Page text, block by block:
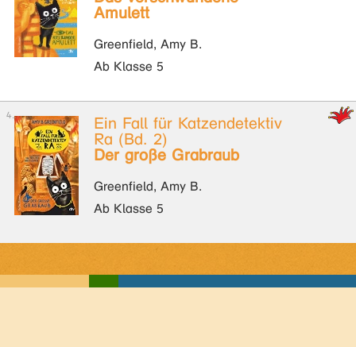
Amulett
Greenfield, Amy B.
Ab Klasse 5
Ein Fall für Katzendetektiv
Ra (Bd. 2)
Der große Grabraub
Greenfield, Amy B.
Ab Klasse 5